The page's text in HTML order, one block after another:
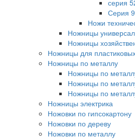
серия
Серия
Ножи
Ножницы
Ножницы
Ножницы для
Ножницы по металлу
Ножницы по
Ножницы по
Ножницы по
Ножницы электрика
Ножовки по гипсокартону
Ножовки по дереву
Ножовки по металлу